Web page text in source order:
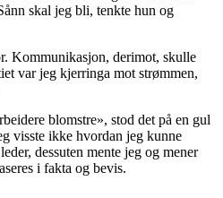
skal jeg bli, tenkte hun og
Kommunikasjon, derimot, skulle
var jeg kjerringa mot strømmen,
blomstre», stod det på en gul
visste ikke hvordan jeg kunne
dessuten mente jeg og mener
i fakta og bevis.